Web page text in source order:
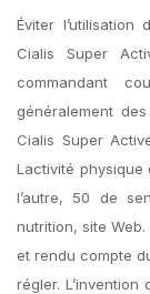
Éviter
Cialis Super
commandant
généralement
Cialis Super
Lactivité physique
l’autre, 50 de
nutrition, site
et rendu compte
régler.